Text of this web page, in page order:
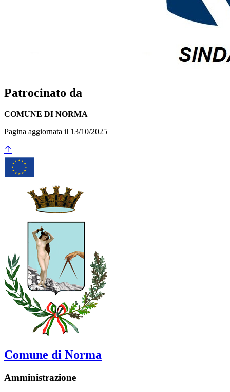
Patrocinato da
COMUNE DI NORMA
Pagina aggiornata il 13/10/2025
Comune di Norma
Amministrazione